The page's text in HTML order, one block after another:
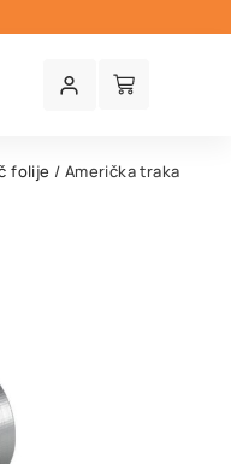
folije / Američka traka